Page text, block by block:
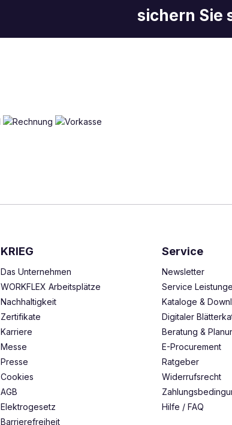
sichern Sie
KRIEG
Das Unternehmen
WORKFLEX Arbeitsplätze
Nachhaltigkeit
Zertifikate
Karriere
Messe
Presse
Cookies
AGB
Elektrogesetz
Barrierefreiheit
Service
Newsletter
Service
Kataloge &
Digitaler
Beratung &
E-Procurement
Ratgeber
Widerrufsrecht
Hilfe / FAQ